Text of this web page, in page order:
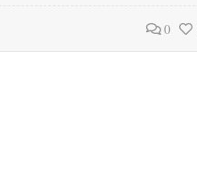
0